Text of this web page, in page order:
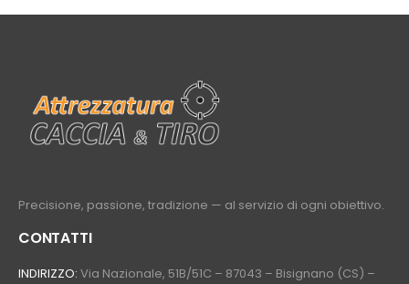
Precisione, passione, tradizione — al servizio di ogni obiettivo.
CONTATTI
INDIRIZZO: Via Nazionale, 51B/51C – 87043 – Bisignano (CS) –